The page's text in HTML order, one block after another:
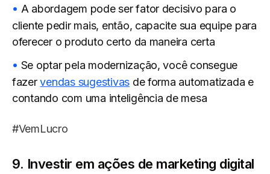
A abordagem pode ser fator decisivo para o
cliente pedir mais, então, capacite sua equipe para
oferecer o produto certo da maneira certa
Se optar pela modernização, você consegue
fazervendas sugestivas de forma automatizada e
contando com uma inteligência de mesa
#VemLucro
9. Investir em ações de marketing digital